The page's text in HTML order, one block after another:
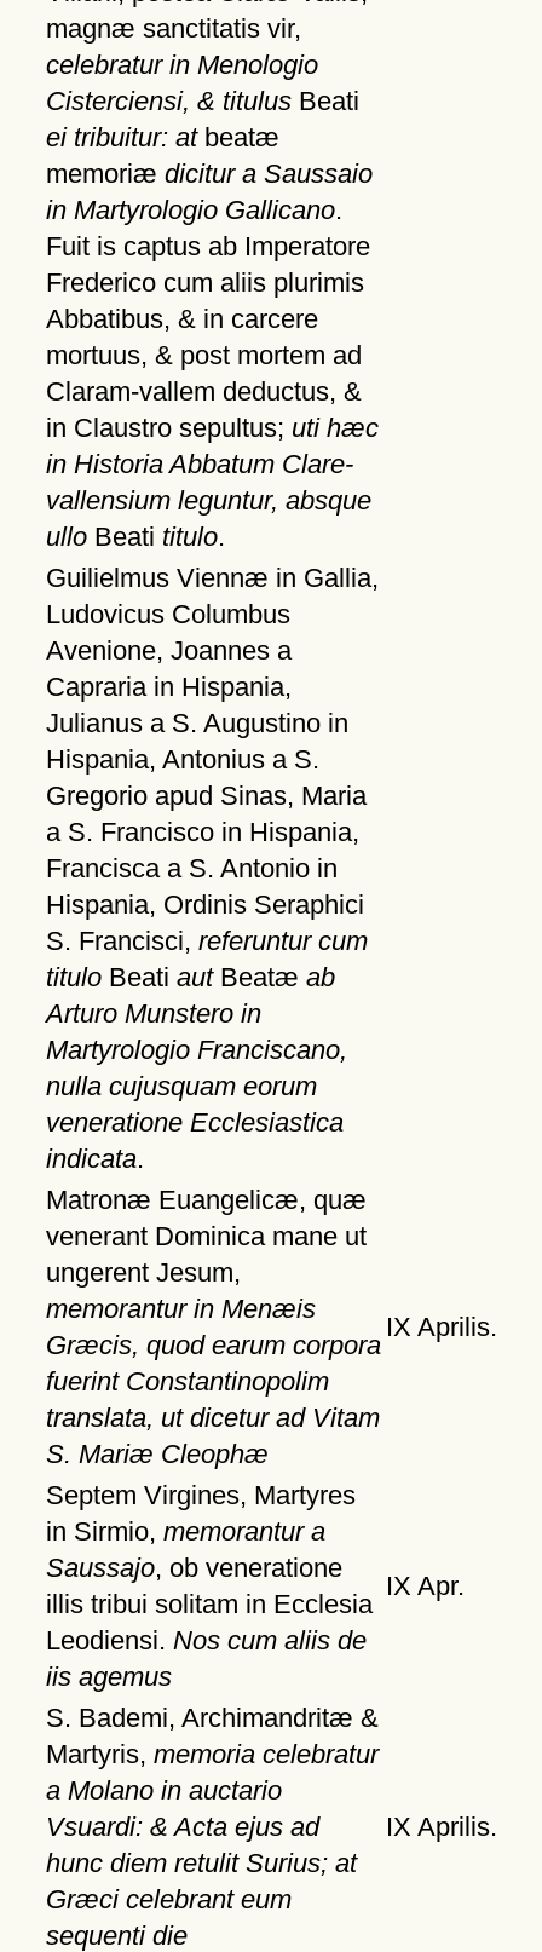
magnæ sanctitatis vir,
celebratur in Menologio
Cisterciensi, & titulusBeati
ei tribuitur: atbeatæ
memoriæ dicitur a Saussaio
in Martyrologio Gallicano.
Fuit is captus ab Imperatore
Frederico cum aliis plurimis
Abbatibus, & in carcere
mortuus, & post mortem ad
Claram-vallem deductus, &
in Claustro sepultus; uti hæc
in Historia Abbatum Clare-
vallensium leguntur, absque
ulloBeati titulo.
Guilielmus Viennæ in Gallia,
Ludovicus Columbus
Avenione, Joannes a
Capraria in Hispania,
Julianus a S. Augustino in
Hispania, Antonius a S.
Gregorio apud Sinas, Maria
a S. Francisco in Hispania,
Francisca a S. Antonio in
Hispania, Ordinis Seraphici
S. Francisci, referuntur cum
tituloBeati autBeatæ ab
Arturo Munstero in
Martyrologio Franciscano,
nulla cujusquam eorum
veneratione Ecclesiastica
indicata.
Matronæ Euangelicæ, quæ
venerant Dominica mane ut
ungerent Jesum,
memorantur in Menæis
Græcis, quod earum corpora
fuerint Constantinopolim
translata, ut dicetur ad Vitam
S. Mariæ Cleophæ
IX Aprilis.
Septem Virgines, Martyres
in Sirmio, memorantur a
Saussajo, ob veneratione
illis tribui solitam in Ecclesia
Leodiensi. Nos cum aliis de
iis agemus
IX Apr.
S. Bademi, Archimandritæ &
Martyris, memoria celebratur
a Molano in auctario
Vsuardi: & Acta ejus ad
hunc diem retulit Surius; at
Græci celebrant eum
sequenti die
IX Aprilis.